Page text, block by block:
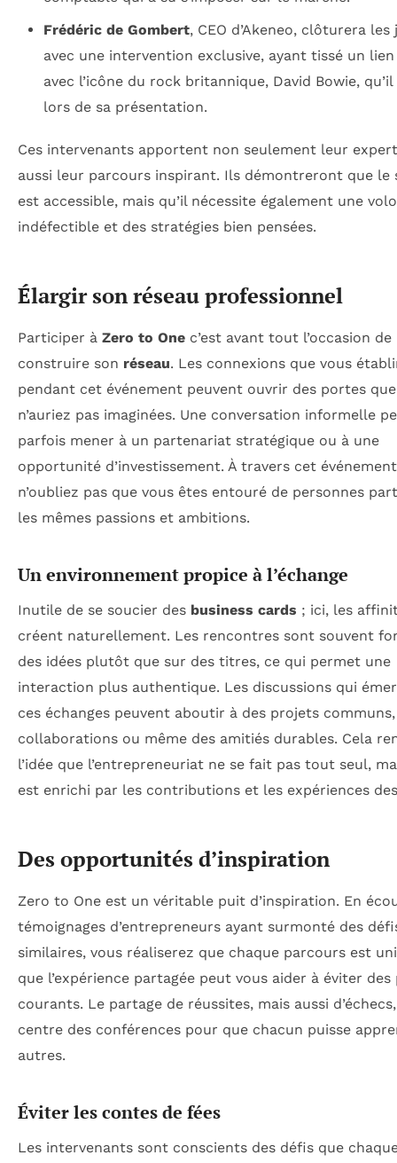
Frédéric de Gombert, CEO d’Akeneo, clôturera les
avec une intervention exclusive, ayant tissé un
avec l’icône du rock britannique, David Bowie,
lors de sa présentation.
Ces intervenants apportent non seulement leur
aussi leur parcours inspirant. Ils démontreront que le
est accessible, mais qu’il nécessite également une
indéfectible et des stratégies bien pensées.
Élargir son réseau professionnel
Participer à Zero to One c’est avant tout l’occasion de
construire son réseau. Les connexions que vous
pendant cet événement peuvent ouvrir des portes
n’auriez pas imaginées. Une conversation informelle
parfois mener à un partenariat stratégique ou à une
opportunité d’investissement. À travers cet
n’oubliez pas que vous êtes entouré de personnes
les mêmes passions et ambitions.
Un environnement propice à l’échange
Inutile de se soucier des business cards ; ici, les
créent naturellement. Les rencontres sont souvent
des idées plutôt que sur des titres, ce qui permet une
interaction plus authentique. Les discussions qui
ces échanges peuvent aboutir à des projets
collaborations ou même des amitiés durables. Cela
l’idée que l’entrepreneuriat ne se fait pas tout seul,
est enrichi par les contributions et les expériences
Des opportunités d’inspiration
Zero to One est un véritable puit d’inspiration. En
témoignages d’entrepreneurs ayant surmonté des
similaires, vous réaliserez que chaque parcours est
que l’expérience partagée peut vous aider à éviter des
courants. Le partage de réussites, mais aussi
centre des conférences pour que chacun puisse
autres.
Éviter les contes de fées
Les intervenants sont conscients des défis que